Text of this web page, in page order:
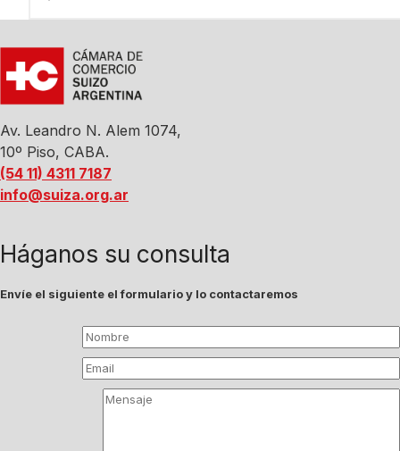
Av. Leandro N. Alem 1074,
10º Piso, CABA.
(54 11) 4311 7187
info@suiza.org.ar
Háganos su consulta
Envíe el siguiente el formulario y lo contactaremos